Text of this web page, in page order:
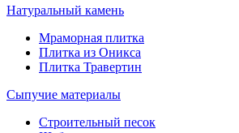
Натуральный камень
Мраморная плитка
Плитка из Оникса
Плитка Травертин
Сыпучие материалы
Строительный песок